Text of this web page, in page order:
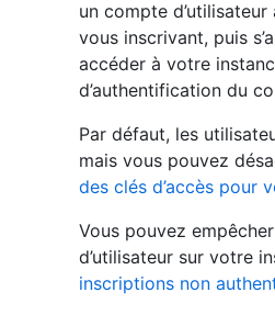
un compte
vous inscrivant, puis
accéder à votre
d’authentification du
Par défaut, les
mais vous pouvez
des clés d’accès pour
Vous pouvez
d’utilisateur sur votre
inscriptions non